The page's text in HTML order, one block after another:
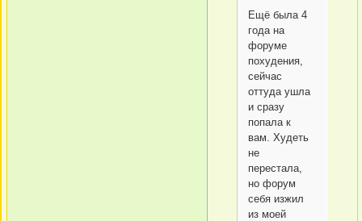
Ещё была 4
года на
форуме
похудения,
сейчас
оттуда ушла
и сразу
попала к
вам. Худеть
не
перестала,
но форум
себя изжил
из моей